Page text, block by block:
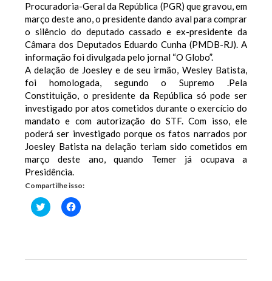
Procuradoria-Geral da República (PGR) que gravou, em
março deste ano, o presidente dando aval para comprar
o silêncio do deputado cassado e ex-presidente da
Câmara dos Deputados Eduardo Cunha (PMDB-RJ). A
informação foi divulgada pelo jornal “O Globo”.
A delação de Joesley e de seu irmão, Wesley Batista,
foi homologada, segundo o Supremo .Pela
Constituição, o presidente da República só pode ser
investigado por atos cometidos durante o exercício do
mandato e com autorização do STF. Com isso, ele
poderá ser investigado porque os fatos narrados por
Joesley Batista na delação teriam sido cometidos em
março deste ano, quando Temer já ocupava a
Presidência.
Compartilhe isso:
Clique
para
janela)
Clique
para
janela)